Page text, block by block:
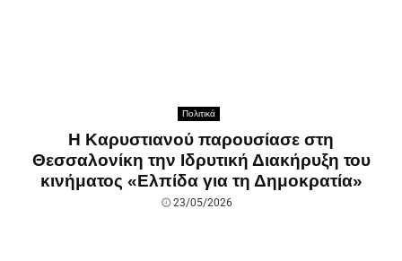
Πολιτικά
Η Καρυστιανού παρουσίασε στη
Θεσσαλονίκη την Ιδρυτική Διακήρυξη του
κινήματος «Ελπίδα για τη Δημοκρατία»
23/05/2026